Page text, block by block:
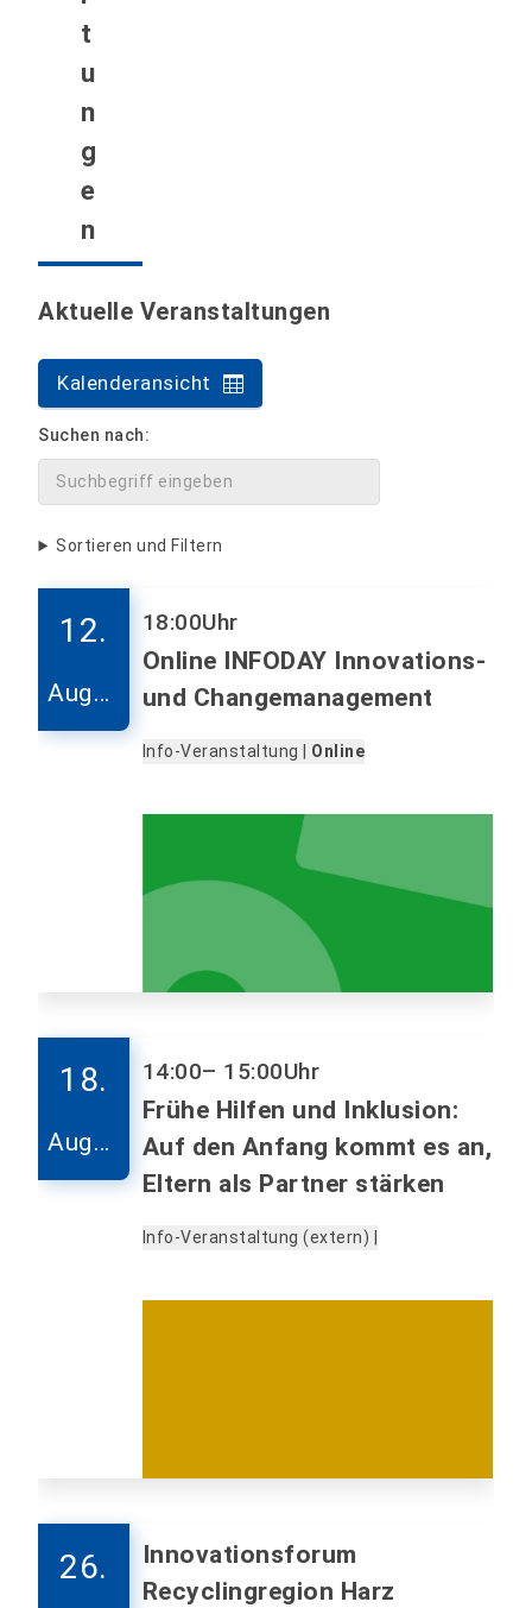
t
u
n
g
e
n
Aktuelle Veranstaltungen
Kalenderansicht
Suchen nach:
Sortieren und Filtern
12.
Augus
t
18:00Uhr
Online INFODAY Innovations-
und Changemanagement
Info-Veranstaltung | Online
18.
Augus
t
14:00– 15:00Uhr
Frühe Hilfen und Inklusion:
Auf den Anfang kommt es an,
Eltern als Partner stärken
Info-Veranstaltung (extern) |
26.
Innovationsforum
Recyclingregion Harz